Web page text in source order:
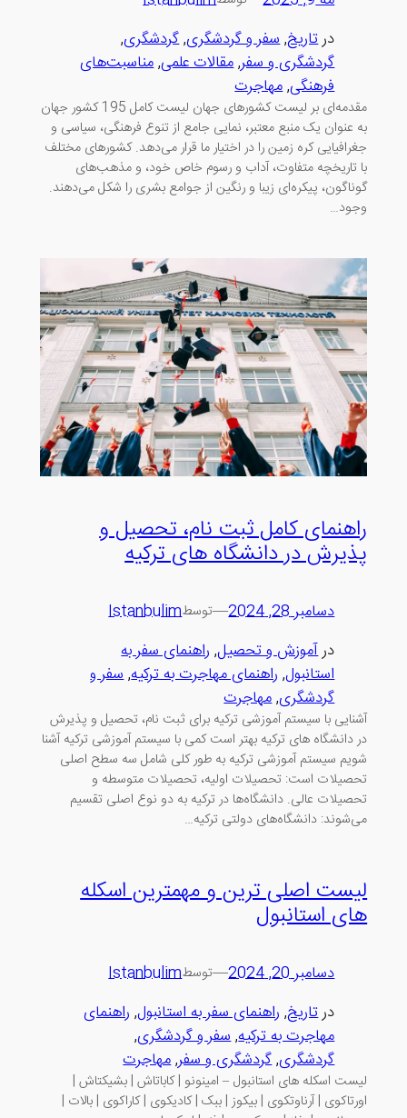
درتاریخ, سفر و گردشگری, گردشگری,
گردشگری و سفر, مقالات علمی, مناسبت‌های
فرهنگی, مهاجرت
مقدمه‌ای بر لیست کشورهای جهان لیست کامل 195 کشور جهان
به عنوان یک منبع معتبر، نمایی جامع از تنوع فرهنگی، سیاسی و
جغرافیایی کره زمین را در اختیار ما قرار می‌دهد. کشورهای مختلف
با تاریخچه متفاوت، آداب و رسوم خاص خود، و مذهب‌های
گوناگون، پیکره‌ای زیبا و رنگین از جوامع بشری را شکل می‌دهند.
وجود…
راهنمای کامل ثبت نام، تحصیل و
پذیرش در دانشگاه های ترکیه
دسامبر 28, 2024 —توسطIstanbulim
درآموزش و تحصیل, راهنمای سفر به
استانبول, راهنمای مهاجرت به ترکیه, سفر و
گردشگری, مهاجرت
آشنایی با سیستم آموزشی ترکیه برای ثبت نام، تحصیل و پذیرش
در دانشگاه های ترکیه بهتر است کمی با سیستم آموزشی ترکیه آشنا
شویم سیستم آموزشی ترکیه به طور کلی شامل سه سطح اصلی
تحصیلات است: تحصیلات اولیه، تحصیلات متوسطه و
تحصیلات عالی. دانشگاه‌ها در ترکیه به دو نوع اصلی تقسیم
می‌شوند: دانشگاه‌های دولتی ترکیه…
لیست اصلی ترین و مهمترین اسکله
های استانبول
دسامبر 20, 2024 —توسطIstanbulim
درتاریخ, راهنمای سفر به استانبول, راهنمای
مهاجرت به ترکیه, سفر و گردشگری,
گردشگری, گردشگری و سفر, مهاجرت
لیست اسکله های استانبول – امینونو | کاباتاش | بشیکتاش |
اورتاکوی | آرناوتکوی | بیکوز | ببک | کادیکوی | کاراکوی | بالات |